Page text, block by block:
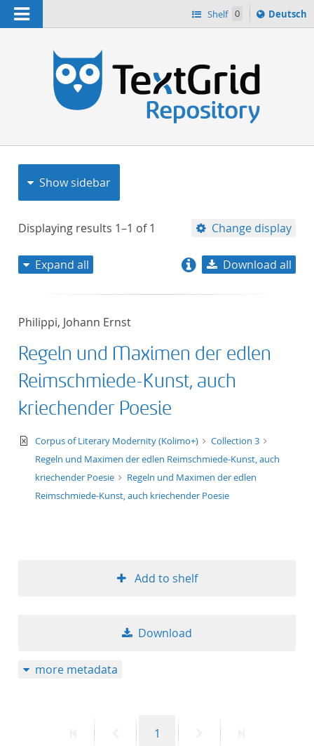
Navigation Shelf 0
Sprache
ï¿½ndern
Deutsch
Show sidebar
Displaying results 1–1 of1 Change display
title descending
format
publication date
Expand all Download all
Philippi, Johann Ernst
Regeln und Maximen der edlen
Reimschmiede-Kunst, auch
kriechender Poesie
text/xml
Corpus of Literary Modernity (Kolimo+)
Collection 3
Regeln und Maximen der edlen Reimschmiede-Kunst, auch
kriechender Poesie
Regeln und Maximen der edlen
Reimschmiede-Kunst, auch kriechender Poesie
Add to shelf
Download
more metadata
PreviousPage
1